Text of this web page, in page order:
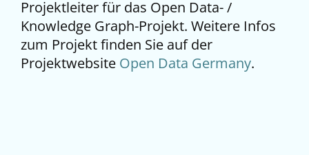
Projektleiter für das Open Data- /
Knowledge Graph-Projekt. Weitere Infos
zum Projekt finden Sie auf der
Projektwebsite Open Data Germany.